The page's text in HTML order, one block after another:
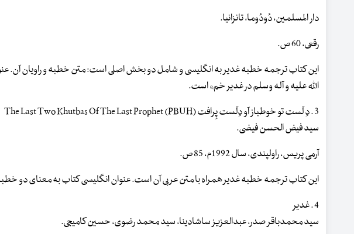
دار المسلمین، دُودُوما، تانزانیا.
رقعی، 60 ص.
این کتاب ترجمه خطبه غدیر به انگلیسی و شامل دو بخش اصلی است: متن خطبه و راویان آن.
الله علیه و آله وسلم در غدیر خم» است.
3 . دِ لَست تو خوطباز آو دِلَست پِرافت The Last Two Khutbas Of The Last Prophet (PBUH)
سید فیض الحسن فیضی.
آرمی پریس، راولپندی، سال 1992م، 85 ص.
این کتاب ترجمه خطبه غدیر همراه با متن عربی آن است. عنوان انگلیسی کتاب به معنای دو
4 . غدیر
سید محمدباقر صدر، عبدالعزیز ساشادینا، سید محمد رضوی، حسین کامیجی.